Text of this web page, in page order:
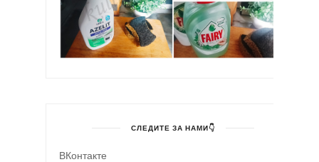
СЛЕДИТЕ ЗА НАМИ👇
ВКонтакте